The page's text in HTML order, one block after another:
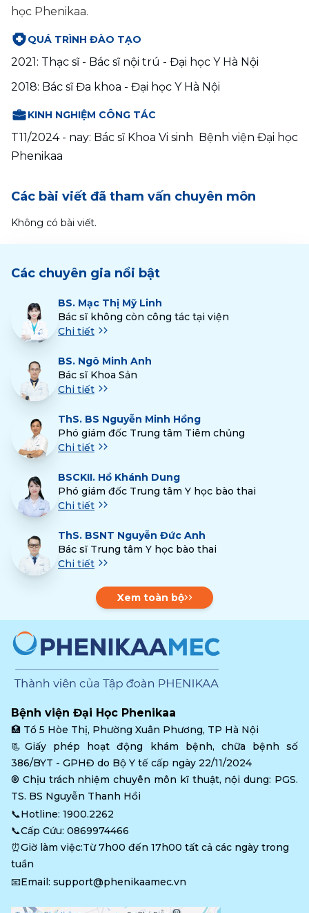
học Phenikaa.
QUÁ TRÌNH ĐÀO TẠO
2021: Thạc sĩ - Bác sĩ nội trú - Đại học Y Hà Nội
2018: Bác sĩ Đa khoa - Đại học Y Hà Nội
KINH NGHIỆM CÔNG TÁC
T11/2024 - nay: Bác sĩ Khoa Vi sinh  Bệnh viện Đại học
Phenikaa
Các bài viết đã tham vấn chuyên môn
Không có bài viết.
Các chuyên gia nổi bật
BS. Mạc Thị Mỹ Linh
Bác sĩ không còn công tác tại viện
Chi tiết
BS. Ngô Minh Anh
Bác sĩ Khoa Sản
Chi tiết
ThS. BS Nguyễn Minh Hồng
Phó giám đốc Trung tâm Tiêm chủng
Chi tiết
BSCKII. Hồ Khánh Dung
Phó giám đốc Trung tâm Y học bào thai
Chi tiết
ThS. BSNT Nguyễn Đức Anh
Bác sĩ Trung tâm Y học bào thai
Chi tiết
Xem toàn bộ
Bệnh viện Đại Học Phenikaa
🏥 Tổ 5 Hòe Thị, Phường Xuân Phương, TP Hà Nội
📃Giấy phép hoạt động khám bệnh, chữa bệnh số
386/BYT - GPHĐ do Bộ Y tế cấp ngày 22/11/2024
®️ Chịu trách nhiệm chuyên môn kĩ thuật, nội dung: PGS.
TS. BS Nguyễn Thanh Hồi
📞Hotline: 1900.2262
📞Cấp Cứu: 0869974466
⏰Giờ làm việc:Từ 7h00 đến 17h00 tất cả các ngày trong
tuần
📧Email: support@phenikaamec.vn